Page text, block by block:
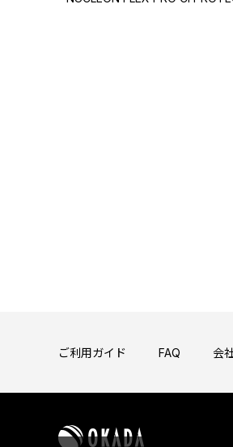
ご利用ガイド FAQ 会